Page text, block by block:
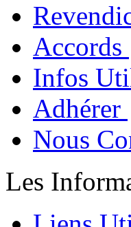
Accords
Infos
Adhérer
Nous
Les